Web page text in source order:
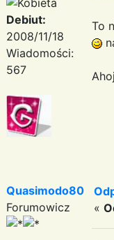
Debiut:
2008/11/18
Wiadomości:
567
To
Quasimodo80
Forumowicz
«